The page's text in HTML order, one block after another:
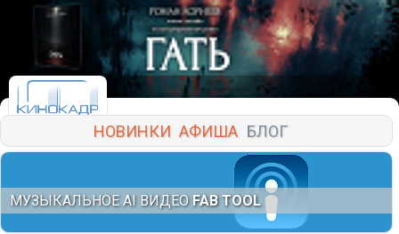
НОВИНКИ АФИША БЛОГ
МУЗЫКАЛЬНОЕ AI ВИДЕО FAB TOOL